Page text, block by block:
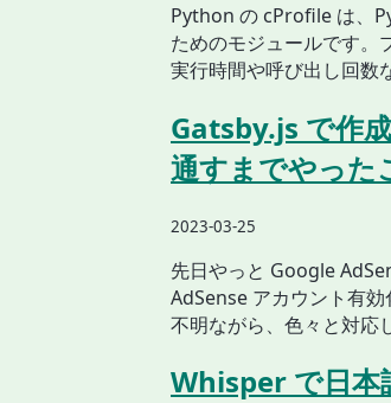
Python の cProfile は、
ためのモジュールです。
実行時間や呼び出し回
Gatsby.js で作
通すまでやった
2023-03-25
先日やっと Google
AdSense アカウント有
不明ながら、色々と対応
Whisper で日本